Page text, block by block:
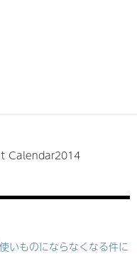
Calendar2014
ものにならなくなる件に